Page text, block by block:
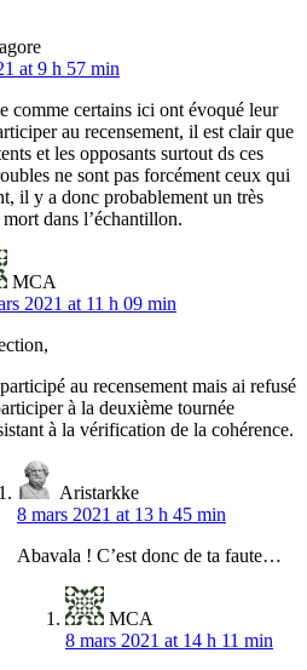
at 9 h 57 min
comme certains ici ont évoqué leur
au recensement, il est clair que
et les opposants surtout ds ces
ne sont pas forcément ceux qui
il y a donc probablement un très
dans l’échantillon.
MCA
2021 at 11 h 09 min
au recensement mais ai refusé
à la deuxième tournée
à la vérification de la cohérence.
Aristarkke
8 mars 2021 at 13 h 45 min
Abavala ! C’est donc de ta faute…
MCA
8 mars 2021 at 14 h 11 min